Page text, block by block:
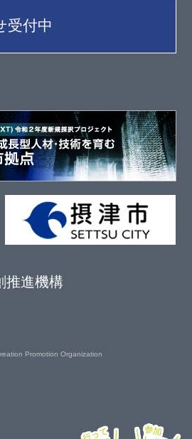
受付中
推進機構
Promotion Organization